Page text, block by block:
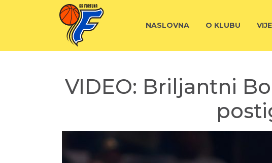
NASLOVNA O KLUBU
VIDEO: Briljantni